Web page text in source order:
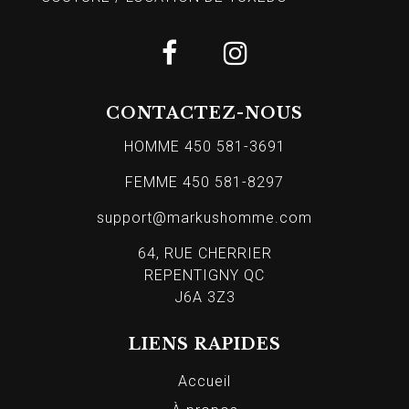
CONTACTEZ-NOUS
HOMME 450 581-3691
FEMME 450 581-8297
support@markushomme.com
64, RUE CHERRIER
REPENTIGNY QC
J6A 3Z3
LIENS RAPIDES
Accueil